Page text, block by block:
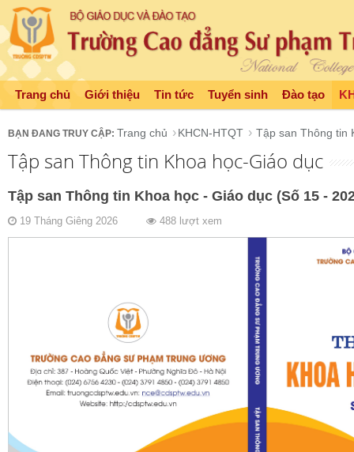
Trang chủ Giới thiệu Tin tức Tuyển sinh Đào tạo
Trang chủ KHCN-HTQT Tập san Thông tin
Tập san Thông tin Khoa học-Giáo dục
Tập san Thông tin Khoa học - Giáo dục (Số 15 -
19 Tháng Giêng 2026 488 lượt xem